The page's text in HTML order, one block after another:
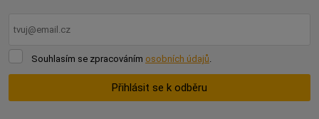
Souhlasím
Souhlasím se zpracováním osobních údajů.
Přihlásit se k odběru